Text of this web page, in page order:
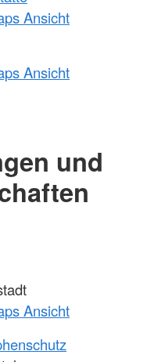
Ansicht
Ansicht
und
Ansicht